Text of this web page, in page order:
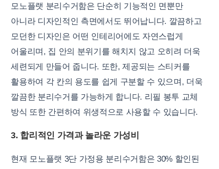
모노플랫 분리수거함은 단순히 기능적인 면뿐만
아니라 디자인적인 측면에서도 뛰어납니다. 깔끔하고
모던한 디자인은 어떤 인테리어에도 자연스럽게
어울리며, 집 안의 분위기를 해치지 않고 오히려 더욱
세련되게 만들어 줍니다. 또한, 제공되는 스티커를
활용하여 각 칸의 용도를 쉽게 구분할 수 있으며, 더욱
깔끔한 분리수거를 가능하게 합니다. 리필 봉투 교체
방식 또한 간편하여 위생적으로 사용할 수 있습니다.
3. 합리적인 가격과 놀라운 가성비
현재 모노플랫 3단 가정용 분리수거함은 30% 할인된